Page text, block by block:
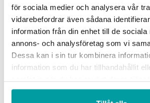
för sociala medier och analysera vår
vidarebefordrar även sådana
information från din enhet till de sociala
annons- och analysföretag som vi
Dessa kan i sin tur kombinera
information som du har tillhandahållit
information, se vårintegritetspolicy.